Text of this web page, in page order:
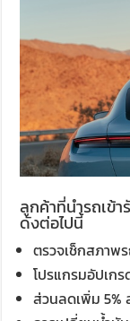
ลูกค้าที่นำรถเข้
ดังต่อไปนี้
ตรวจเช็กสภาพ
โปรแกรมอัปเก
ส่วนลดเพิ่ม 5%